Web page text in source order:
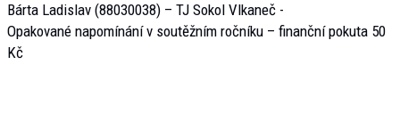
Bárta Ladislav (88030038) – TJ Sokol Vlkaneč -
Opakované napomínání v soutěžním ročníku – finanční pokuta 50
Kč